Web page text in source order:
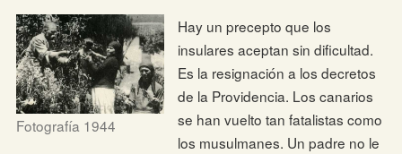
Fotografía 1944
Hay un precepto que los
insulares aceptan sin dificultad.
Es la resignación a los decretos
de la Providencia. Los canarios
se han vuelto tan fatalistas como
los musulmanes. Un padre no le